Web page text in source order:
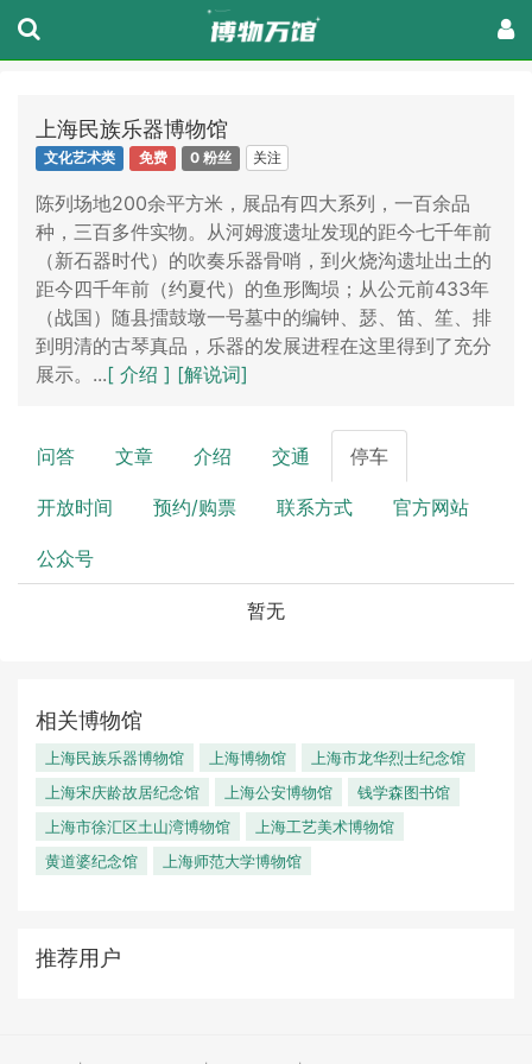
上海民族乐器博物馆
文化艺术类 免费 0 粉丝 关注
陈列场地200余平方米，展品有四大系列，一百余品
种，三百多件实物。从河姆渡遗址发现的距今七千年前
（新石器时代）的吹奏乐器骨哨，到火烧沟遗址出土的
距今四千年前（约夏代）的鱼形陶埙；从公元前433年
（战国）随县擂鼓墩一号墓中的编钟、瑟、笛、笙、排
到明清的古琴真品，乐器的发展进程在这里得到了充分
展示。...[ 介绍 ] [解说词]
问答 文章 介绍 交通 停车
开放时间 预约/购票 联系方式 官方网站
公众号
暂无
相关博物馆
上海民族乐器博物馆 上海博物馆
上海市龙华烈士纪念馆
上海宋庆龄故居纪念馆
上海公安博物馆
钱学森图书馆
上海市徐汇区土山湾博物馆
上海工艺美术博物馆
黄道婆纪念馆
上海师范大学博物馆
推荐用户